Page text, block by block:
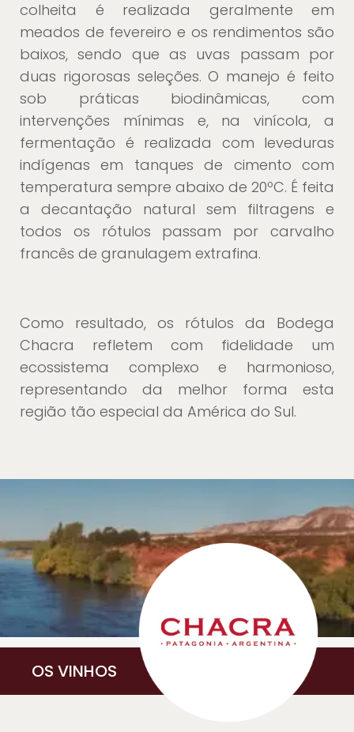
colheita é realizada geralmente em
meados de fevereiro e os rendimentos são
baixos, sendo que as uvas passam por
duas rigorosas seleções. O manejo é feito
sob práticas biodinâmicas, com
intervenções mínimas e, na vinícola, a
fermentação é realizada com leveduras
indígenas em tanques de cimento com
temperatura sempre abaixo de 20ºC. É feita
a decantação natural sem filtragens e
todos os rótulos passam por carvalho
francês de granulagem extrafina.
Como resultado, os rótulos da Bodega
Chacra refletem com fidelidade um
ecossistema complexo e harmonioso,
representando da melhor forma esta
região tão especial da América do Sul.
OS VINHOS